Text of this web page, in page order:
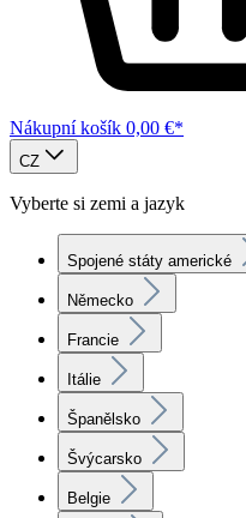
Nákupní košík 0,00 €*
CZ
Vyberte si zemi a jazyk
Spojené státy americké
Německo
Francie
Itálie
Španělsko
Švýcarsko
Belgie